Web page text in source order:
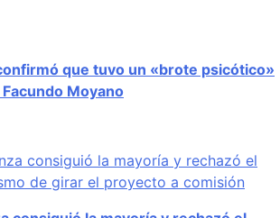
que tuvo un «brote psicótico»
Moyano